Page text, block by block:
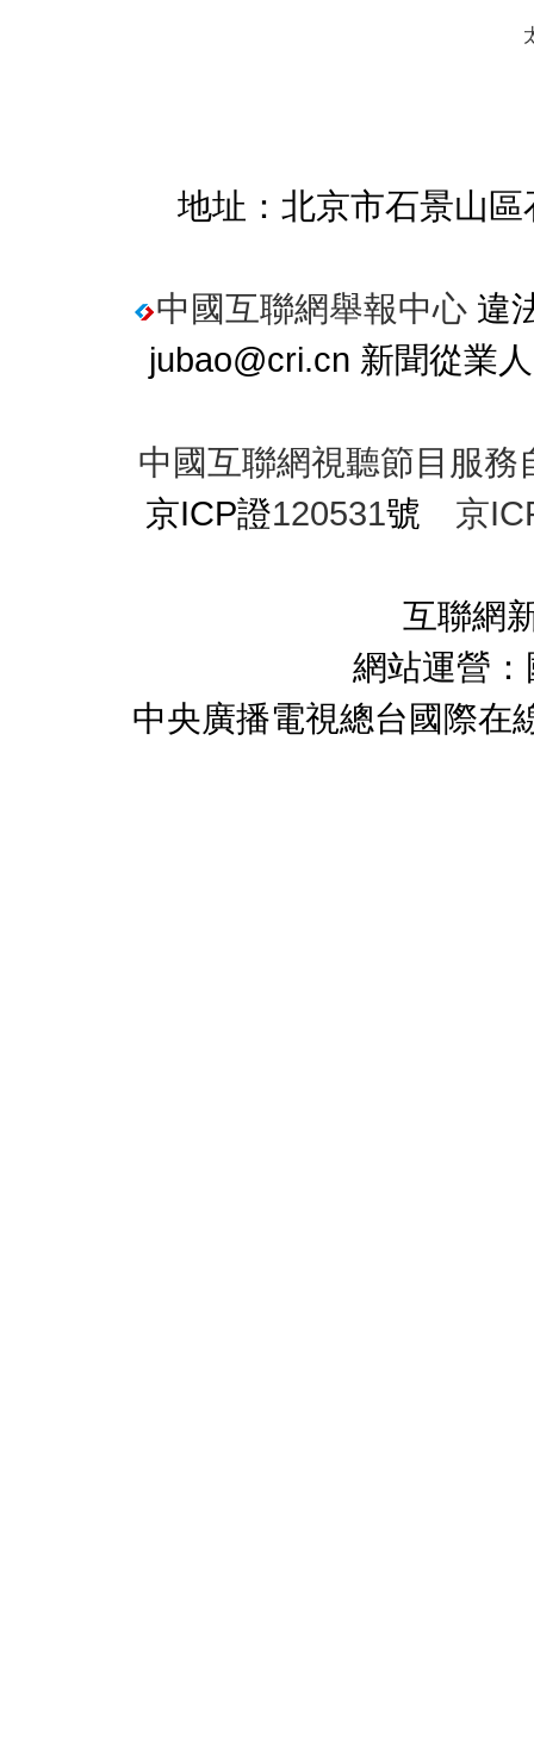
地址：北京市石景山
中國互聯網舉報中心 違
jubao@cri.cn 新聞從業
中國互聯網視聽節目服務
京ICP證120531號 京
互聯網
網站運營
中央廣播電視總台國際在